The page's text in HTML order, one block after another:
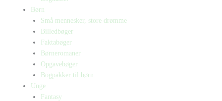
Børn
Små mennesker, store drømme
Billedbøger
Faktabøger
Børneromaner
Opgavebøger
Bogpakker til børn
Unge
Fantasy